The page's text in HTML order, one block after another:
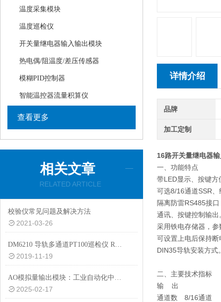
温度采集模块
温度巡检仪
开关量继电器输入输出模块
热电偶/阻温度/差压传感器
模糊PID控制器
智能温控器流量积算仪
查看更多
相关文章
RELATED ARTICLE
校验仪常见问题及解决方法
2021-03-26
DM6210 导轨多通道PT100巡检仪 RS485通讯
2019-11-19
AO模拟量输出模块：工业自动化中的关键组件
2025-02-17
详情介绍
品牌
加工定制
16路开关量继电器
一、功能特点
带LED显示、按键
可选8/16通道SSR
隔离防雷RS485接
通讯、按键控制输出
采用铁电存储器，
可设置上电后保持断
DIN35导轨安装方式
二、主要技术指标
输 出
通道数
8/16通道